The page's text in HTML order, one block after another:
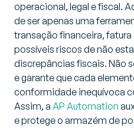
operacional, legal e fiscal.
de ser apenas uma
transação financeira,
possíveis riscos de não
discrepâncias fiscais. Não
e garante que cada
conformidade inequívoca
Assim, a AP Automation
e protege o armazém de